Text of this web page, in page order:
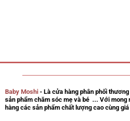
Baby Moshi- Là cửa hàng phân phối
sản phẩm chăm sóc mẹ và bé ... Với mong
hàng các sản phẩm chất lượng cao cùng